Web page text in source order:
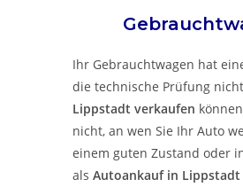
Ihr Gebrauchtwagen hat
die technische Prüfung
Lippstadt verkaufen
nicht, an wen Sie Ihr Auto
einem guten Zustand oder
als Autoankauf in Lippstadt